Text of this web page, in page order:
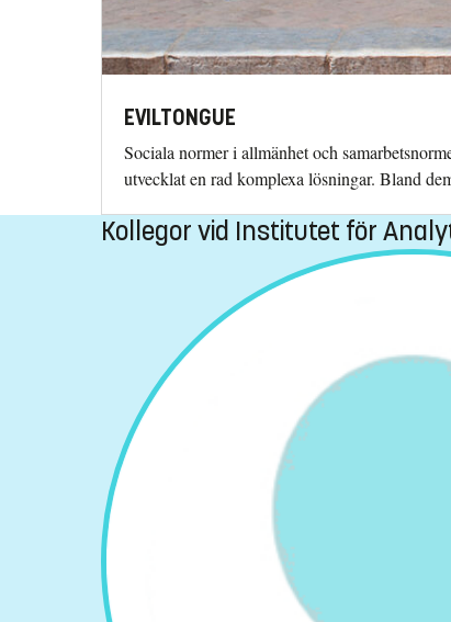
EVILTONGUE
Sociala normer i allmänhet och
utvecklat en rad komplexa lösningar. Bland
Kollegor vid Institutet för